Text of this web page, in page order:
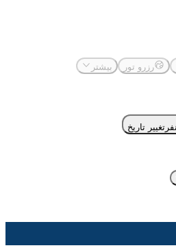
رزرو تور
بیشتر
تغییر تاریخ